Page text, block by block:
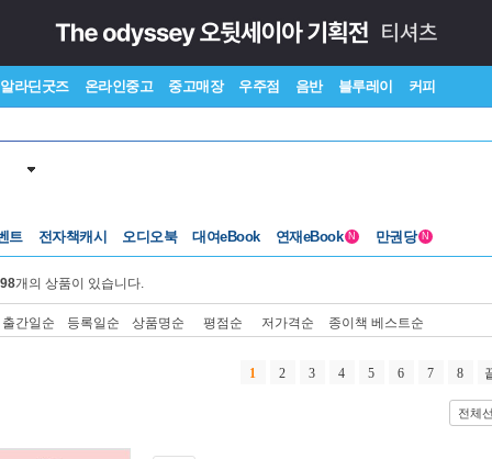
알라딘굿즈 온라인중고 중고매장 우주점 음반 블루레이 커피
트 전자책캐시 오디오북 대여eBook 연재eBook N 만권당 N
개의 상품이 있습니다.
출간일순 등록일순 상품명순 평점순 저가격순 종이책 베스트순
1 2 3 4 5 6 7 8
전체